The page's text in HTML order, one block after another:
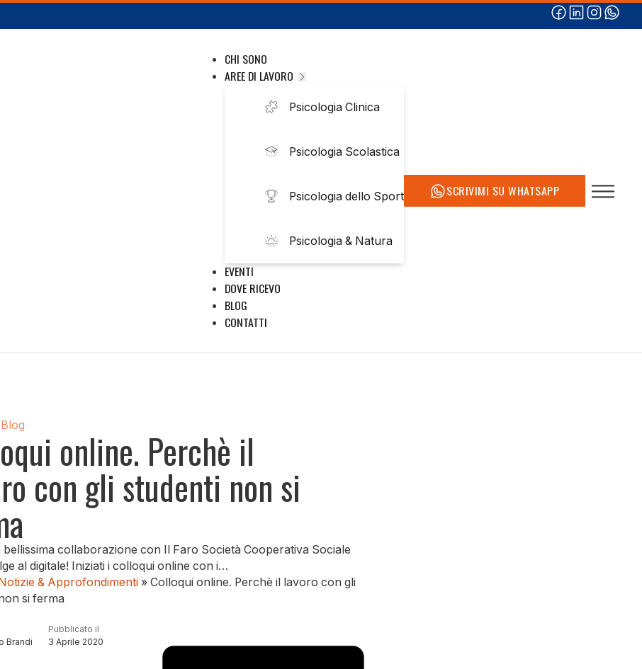
CHI SONO
AREE DI LAVORO
Psicologia Clinica
Psicologia Scolastica
Psicologia dello Sport
Psicologia & Natura
EVENTI
DOVE RICEVO
BLOG
CONTATTI
SCRIVIMI SU WHATSAPP
online. Perchè il
con gli studenti non si
bellissima collaborazione con Il Faro Società Cooperativa Sociale
al digitale! Iniziati i colloqui online con i…
Notizie & Approfondimenti » Colloqui online. Perchè il lavoro con gli
si ferma
Brandi
Pubblicato il
3 Aprile 2020